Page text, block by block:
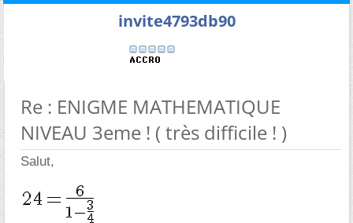
invite4793db90
Re : ENIGME MATHEMATIQUE
NIVEAU 3eme ! ( très difficile ! )
Salut,